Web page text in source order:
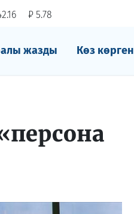
₽ 5.78
жазды Көз көрген